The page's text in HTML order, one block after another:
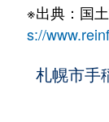
稲穂１条
※出典：国
s://
札幌市手